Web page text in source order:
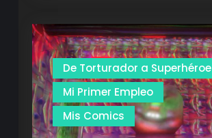
De Torturador a Superhéroe
Mi Primer Empleo
Mis Comics